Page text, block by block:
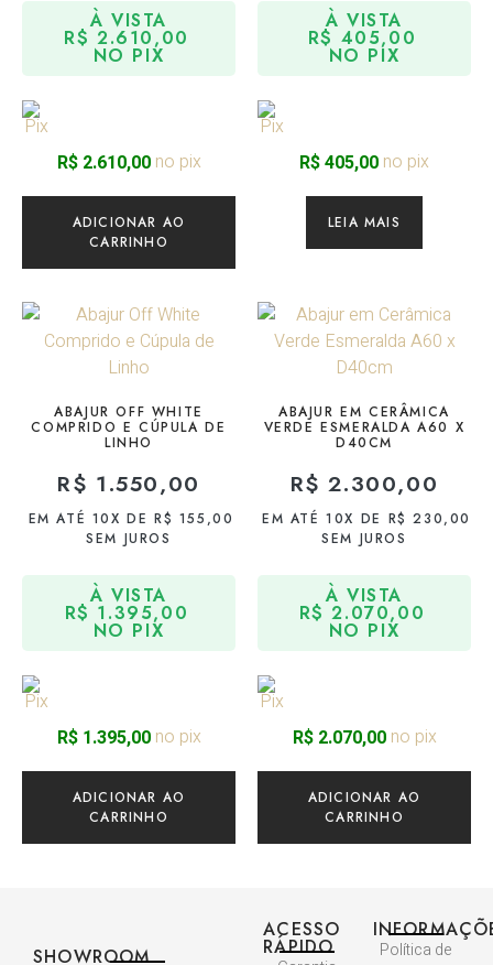
À VISTA
R$ 2.610,00
NO PIX
R$2.610,00no pix
ADICIONAR AO
CARRINHO
À VISTA
R$ 405,00
NO PIX
R$405,00 no pix
LEIA MAIS
ABAJUR OFF WHITE
COMPRIDO E CÚPULA DE
LINHO
R$ 1.550,00
EM ATÉ 10X DE R$ 155,00
SEM JUROS
À VISTA
R$ 1.395,00
NO PIX
R$1.395,00no pix
ADICIONAR AO
CARRINHO
ABAJUR EM CERÂMICA
VERDE ESMERALDA A60 X
D40CM
R$ 2.300,00
EM ATÉ 10X DE R$ 230,00
SEM JUROS
À VISTA
R$ 2.070,00
NO PIX
R$2.070,00no pix
ADICIONAR AO
CARRINHO
SHOWROOM
ACESSO
RÁPIDO
Política de